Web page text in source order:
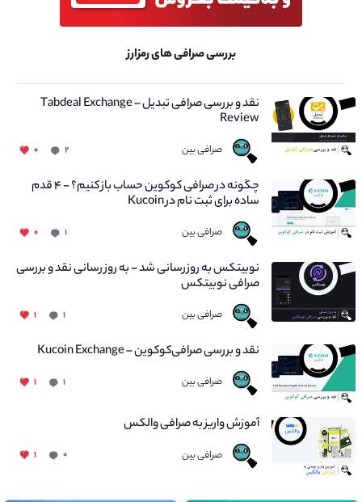
بررسی صرافی های رمزارز
نقد و بررسی صرافی تبدیل – Tabdeal Exchange
Review
صرافی بین ۲ ۰
چگونه در صرافی کوکوین حساب باز کنیم؟ - ۴ قدم
ساده برای ثبت نام در Kucoin
صرافی بین ۱ ۰
نوبیتکس به روزرسانی شد – به روز رسانی نقد و بررسی
صرافی نوبیتکس
صرافی بین ۱ ۱
نقد و بررسی صرافی‌کوکوین – Kucoin Exchange
صرافی بین ۱ ۱
آموزش واریز به صرافی والکس
صرافی بین ۰ ۱